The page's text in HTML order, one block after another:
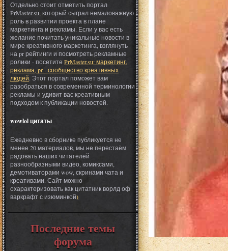
Отдельно стоит отметить портал
PrMaster.su, который сыграл немаловажную
роль в развитии проекта в плане
маркетинга и рекламы. Если у вас есть
желание почитать уникальные новости в
мире креативного маркетинга, взглянуть
на pr рейтинги и посмотреть рекламные
ролики - посетите PrMaster.su: маркетинг,
реклама, pr - сообщество креативных
людей. Этот портал поможет вам
разобраться в современной терминологии
рекламы и удивит вас креативным
подходом к публикации новостей.
wowlol цитаты
Ежедневно в сборнике публикуется не
менее 20 материалов, мы не перестаём
радовать наших читателей
разнообразными видео, комиксами,
демотиваторами wow, скринами чата и
креативами. Сайт можно
охарактеризовать как цитатник ворлд оф
варкрафт с изюминкой)
Последние темы
форума